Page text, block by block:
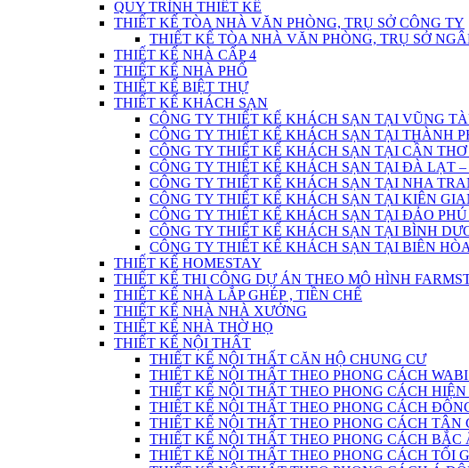
QUY TRÌNH THIẾT KẾ
THIẾT KẾ TÒA NHÀ VĂN PHÒNG, TRỤ SỞ CÔNG TY
THIẾT KẾ TÒA NHÀ VĂN PHÒNG, TRỤ SỞ
THIẾT KẾ NHÀ CẤP 4
THIẾT KẾ NHÀ PHỐ
THIẾT KẾ BIỆT THỰ
THIẾT KẾ KHÁCH SẠN
CÔNG TY THIẾT KẾ KHÁCH SẠN TẠI VŨNG
CÔNG TY THIẾT KẾ KHÁCH SẠN TẠI THÀNH
CÔNG TY THIẾT KẾ KHÁCH SẠN TẠI CẦN THƠ
CÔNG TY THIẾT KẾ KHÁCH SẠN TẠI ĐÀ LẠT –
CÔNG TY THIẾT KẾ KHÁCH SẠN TẠI NHA
CÔNG TY THIẾT KẾ KHÁCH SẠN TẠI KIÊN
CÔNG TY THIẾT KẾ KHÁCH SẠN TẠI ĐẢO PHÚ
CÔNG TY THIẾT KẾ KHÁCH SẠN TẠI BÌNH
CÔNG TY THIẾT KẾ KHÁCH SẠN TẠI BIÊN
THIẾT KẾ HOMESTAY
THIẾT KẾ THI CÔNG DỰ ÁN THEO MÔ HÌNH
THIẾT KẾ NHÀ LẮP GHÉP , TIỀN CHẾ
THIẾT KẾ NHÀ NHÀ XƯỞNG
THIẾT KẾ NHÀ THỜ HỌ
THIẾT KẾ NỘI THẤT
THIẾT KẾ NỘI THẤT CĂN HỘ CHUNG CƯ
THIẾT KẾ NỘI THẤT THEO PHONG CÁCH
THIẾT KẾ NỘI THẤT THEO PHONG CÁCH HIỆN
THIẾT KẾ NỘI THẤT THEO PHONG CÁCH
THIẾT KẾ NỘI THẤT THEO PHONG CÁCH TÂN
THIẾT KẾ NỘI THẤT THEO PHONG CÁCH BẮC
THIẾT KẾ NỘI THẤT THEO PHONG CÁCH TỐI